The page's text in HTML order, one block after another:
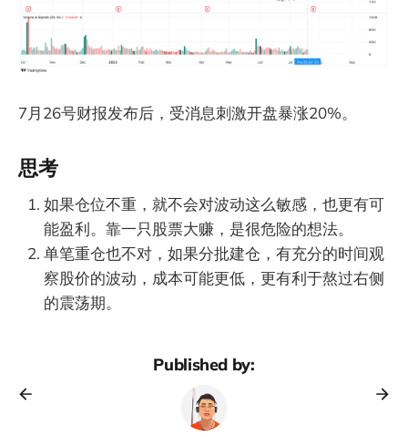
7月26号财报发布后，受消息刺激开盘暴涨20%。
思考
如果仓位不重，就不会对波动这么敏感，也更有可
能盈利。靠一只股票大赚，是很危险的想法。
单笔重仓也不对，如果分批建仓，有充分的时间观
察股价的波动，成本可能更低，更有利于熬过右侧
的震荡期。
Published by: